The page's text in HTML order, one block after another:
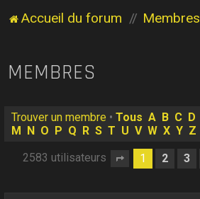
Accueil du forum Membres
MEMBRES
Trouver un membre •Tous A B C D
M
N O P Q R S T U V W X Y Z
2583 utilisateurs Page 1sur52
1 2 3